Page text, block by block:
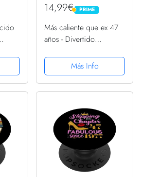
14,99€ PRIME
PRIME
Más caliente que ex 47
años - Divertido
PopSockets PopGrip
Intercambiable
Más Info